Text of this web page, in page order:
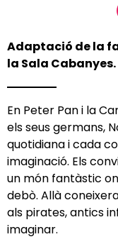
Adaptació de la
la Sala Cabanyes.
En Peter Pan i la
els seus germans,
quotidiana i cada
imaginació. Els
un món fantàstic
debò. Allà
als pirates, antics
imaginar.